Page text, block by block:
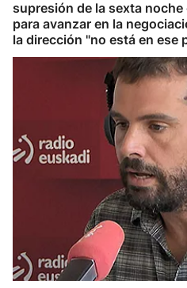
supresión de la sexta
para avanzar en la
la dirección "no está en ese